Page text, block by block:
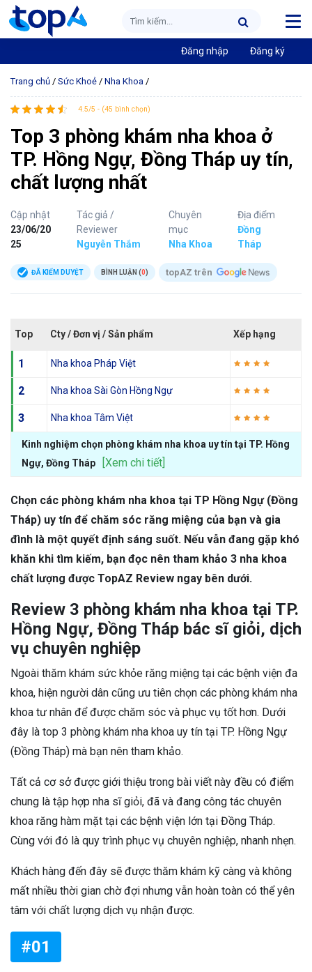
Đăng nhập Đăng ký
Trang chủ / Sức Khoẻ / Nha Khoa /
4.5/5 - (45 bình chọn)
Top 3 phòng khám nha khoa ở
TP. Hồng Ngự, Đồng Tháp uy tín,
chất lượng nhất
Cập nhật
23/06/20
25
Tác giả /
Reviewer
Nguyễn Thắm
Chuyên
mục
Nha Khoa
Địa điểm
Đồng
Tháp
ĐÃ KIỂM DUYỆT BÌNH LUẬN (0) topAZ trên
Top Cty / Đơn vị / Sản phẩm Xếp hạng
1 Nha khoa Pháp Việt
2 Nha khoa Sài Gòn Hồng Ngự
3 Nha khoa Tâm Việt
Kinh nghiệm chọn phòng khám nha khoa uy tín tại TP. Hồng
Ngự, Đồng Tháp
[Xem chi tiết]
Chọn các phòng khám nha khoa tại TP Hồng Ngự (Đồng
Tháp) uy tín để chăm sóc răng miệng của bạn và gia
đình là một quyết định sáng suốt. Nếu vẫn đang gặp khó
khăn khi tìm kiếm, bạn đọc nên tham khảo 3 nha khoa
chất lượng được TopAZ Review ngay bên dưới.
Review 3 phòng khám nha khoa tại TP.
Hồng Ngự, Đồng Tháp bác sĩ giỏi, dịch
vụ chuyên nghiệp
Ngoài thăm khám sức khỏe răng miệng tại các bệnh viện đa
khoa, hiện người dân cũng ưu tiên chọn các phòng khám nha
khoa tư nhân để được chăm sóc và phục vụ tốt hơn. Dưới
đây là top 3 phòng khám nha khoa uy tín tại TP. Hồng Ngự
(Đồng Tháp) mà bạn nên tham khảo.
Tất cả cơ sở được giới thiệu trong bài viết này đều có điểm
chung là tập hợp nha sĩ giỏi, đã và đang công tác chuyên
khoa răng hàm mặt tại các bệnh viện lớn tại Đồng Tháp.
Cùng với đó là quy trình phục vụ chuyên nghiệp, nhanh nhẹn.
Khách hàng đến đây sẽ được thăm khám kỹ càng và không
mất nhiều thời gian chờ đợi nhưng vẫn hoàn toàn có thể yên
tâm với chất lượng dịch vụ nhận được.
#01